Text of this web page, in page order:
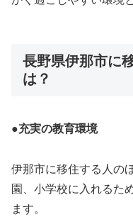
長野県伊那市に
は？
●充実の教育環境
伊那市に移住する人の
園、小学校に入れるた
ます。